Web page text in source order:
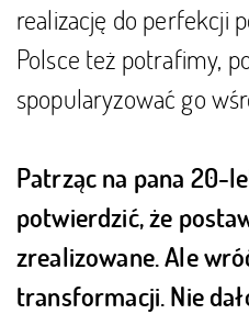
realizację do perfekcji
Polsce też potrafimy,
spopularyzować go
Patrząc na pana 20-
potwierdzić, że
zrealizowane. Ale
transformacji. Nie